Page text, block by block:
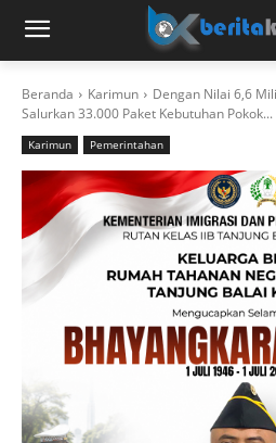
Beranda Karimun
Dengan Nilai 6,6
Salurkan 33.000 Paket Kebutuhan Pokok...
Karimun Pemerintahan